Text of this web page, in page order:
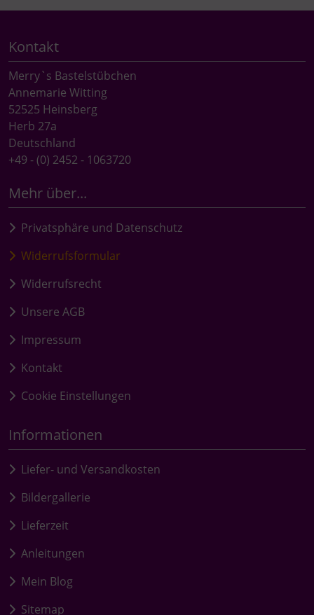
Kontakt
Merry`s Bastelstübchen
Annemarie Witting
52525 Heinsberg
Herb 27a
Deutschland
+49 - (0) 2452 - 1063720
Mehr über...
Privatsphäre und Datenschutz
Widerrufsformular
Widerrufsrecht
Unsere AGB
Impressum
Kontakt
Cookie Einstellungen
Informationen
Liefer- und Versandkosten
Bildergallerie
Lieferzeit
Anleitungen
Mein Blog
Sitemap